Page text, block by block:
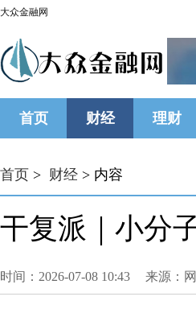
大众金融网
首页 财经 理财
首页 > 财经 > 内容
干复派｜小分
时间：2026-07-08 10:43 来源：